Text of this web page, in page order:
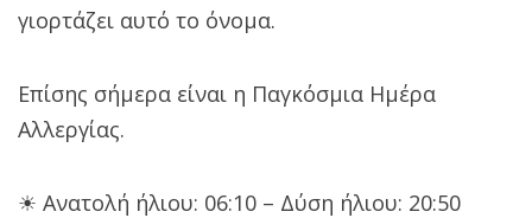
γιορτάζει αυτό το όνομα.
Επίσης σήμερα είναι η Παγκόσμια Ημέρα
Αλλεργίας.
☀ Ανατολή ήλιου: 06:10 – Δύση ήλιου: 20:50